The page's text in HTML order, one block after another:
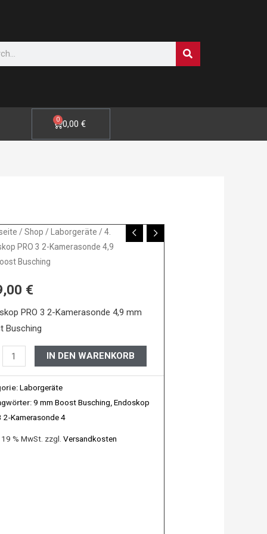
SUCHE
0,00€
0 WARENKORB
/ Shop / Laborgeräte / 4.
PRO 3 2-Kamerasonde 4,9
Busching
€
PRO 3 2-Kamerasonde 4,9 mm
Busching
IN DEN WARENKORB
Laborgeräte
9 mm Boost Busching Endoskop
2-Kamerasonde 4
% MwSt. zzgl. Versandkosten